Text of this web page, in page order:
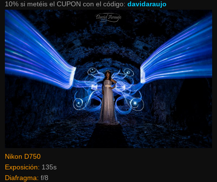
10% si metéis el CUPON con el código: davidaraujo
Nikon D750
Exposición: 135s
Diafragma: f/8